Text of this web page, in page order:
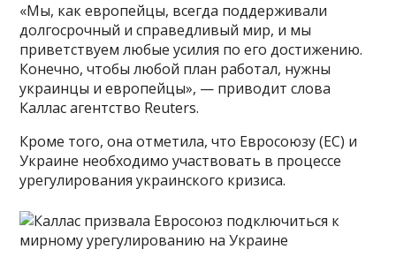
«Мы, как европейцы, всегда поддерживали
долгосрочный и справедливый мир, и мы
приветствуем любые усилия по его достижению.
Конечно, чтобы любой план работал, нужны
украинцы и европейцы», — приводит слова
Каллас агентство Reuters.
Кроме того, она отметила, что Евросоюзу (ЕС) и
Украине необходимо участвовать в процессе
урегулирования украинского кризиса.